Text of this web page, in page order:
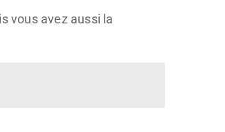
vous avez aussi la